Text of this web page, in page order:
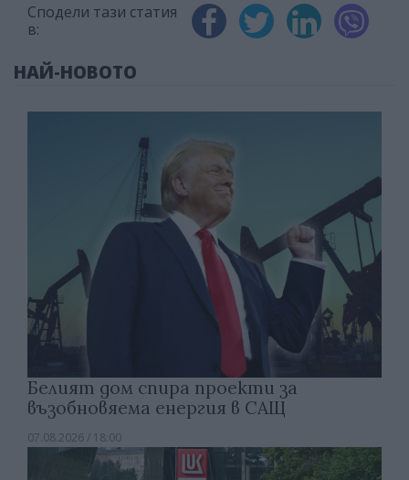
Сподели тази статия
в:
НАЙ-НОВОТО
Белият дом спира проекти за
възобновяема енергия в САЩ
07.08.2026 / 18:00